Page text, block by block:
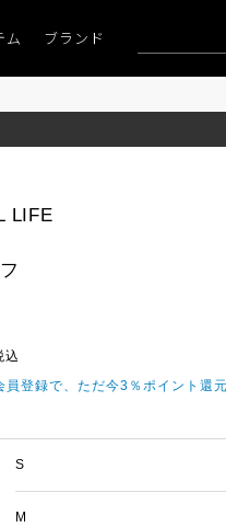
イントキャンペーン」 到着｜
ム ブランド
LIFE
込
員登録で、ただ今3％ポイント還元
S
M